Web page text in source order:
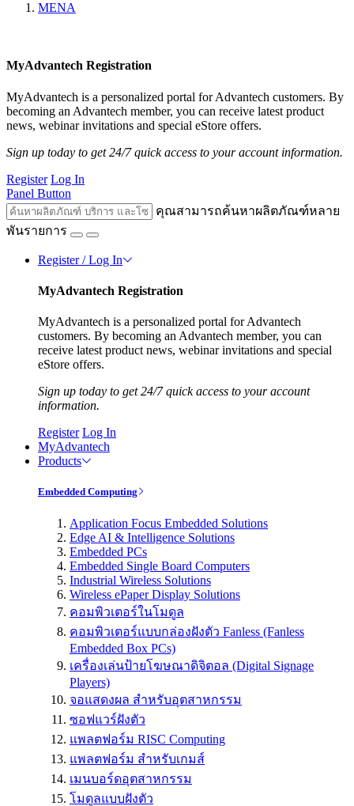
MENA
MyAdvantech Registration
MyAdvantech is a personalized portal for Advantech customers. By
becoming an Advantech member, you can receive latest product
news, webinar invitations and special eStore offers.
Sign up today to get 24/7 quick access to your account information.
Register Log In
Panel Button
คุณสามารถค้นหาผลิตภัณฑ์หลาย
พันรายการ
Register / Log In
MyAdvantech Registration
MyAdvantech is a personalized portal for Advantech
customers. By becoming an Advantech member, you can
receive latest product news, webinar invitations and special
eStore offers.
Sign up today to get 24/7 quick access to your account
information.
Register Log In
MyAdvantech
Products
Embedded Computing
Application Focus Embedded Solutions
Edge AI & Intelligence Solutions
Embedded PCs
Embedded Single Board Computers
Industrial Wireless Solutions
Wireless ePaper Display Solutions
คอมพิวเตอร์ในโมดูล
คอมพิวเตอร์แบบกล่องฝังตัว Fanless (Fanless
Embedded Box PCs)
เครื่องเล่นป้ายโฆษณาดิจิตอล (Digital Signage
Players)
จอแสดงผล สำหรับอุตสาหกรรม
ซอฟแวร์ฝังตัว
แพลตฟอร์ม RISC Computing
แพลตฟอร์ม สำหรับเกมส์
เมนบอร์ดอุตสาหกรรม
โมดูลแบบฝังตัว